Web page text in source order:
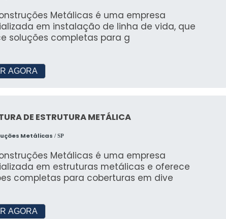
6 m por 6?
competitivo, consulte para mais detalhes.
até 100 pessoas.
Tenda 5x5?
peça um orçamento para informações
DE ATENDIMENTO
e praticidade.
Metálicas é uma empresa
em instalação de linha de vida, que
soluções completas para g
AGORA
DE ESTRUTURA METÁLICA
Metálicas / SP
Metálicas é uma empresa
em estruturas metálicas e oferece
completas para coberturas em dive
AGORA